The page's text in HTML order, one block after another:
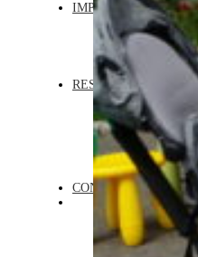
IMPLICĂ-TE
DEVINO
SUSȚINE
DEVINO
ROAGĂ-TE
RESURSE
CURSURI
WORKSHOP-
WEBINARII
PODCAST
TABERE
CONSILIERE
CONTACT
DONEAZĂ